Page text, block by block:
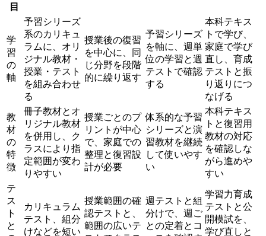
目
学
習
の
軸
予習シリーズ
系のカリキュ
ラムに、オリ
ジナル教材・
授業・テスト
を組み合わせ
る
授業後の復習
を中心に、同
じ分野を段階
的に繰り返す
予習シリーズ
を軸に、週単
位の学習と週
テストで確認
する
本科テキス
トで学び、
家庭で学び
直し、育成
テストと振
り返りにつ
なげる
教
材
の
特
徴
冊子教材とオ
リジナル教材
を併用し、ク
ラスにより指
定範囲が変わ
りやすい
授業ごとのプ
リントが中心
で、家庭での
整理と復習設
計が必要
体系的な予習
シリーズと演
習教材を継続
して使いやす
い
本科テキス
トと復習用
教材の対応
を確認しな
がら進めや
すい
テ
ス
ト
と
カリキュラム
テスト、組分
けなどを短い
授業範囲の確
認テストと、
範囲の広いテ
週テストと組
分けで、週ご
との定着とコ
学習力育成
テストと公
開模試を、
学び直しと